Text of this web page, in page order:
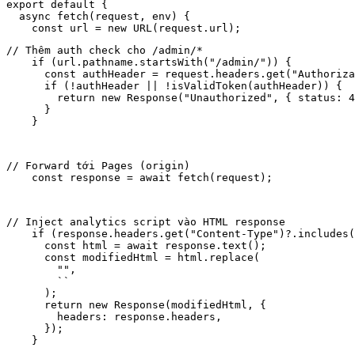
export default {
  async fetch(request, env) {
// Thêm auth check cho /admin/*
    if (url.pathname.startsWith("/admin/")) {
const authHeader =
      if (!authHeader || !isValidToken(authHeader)) {
return new Response("Unauthorized", { status:
      }
    }
// Forward tới Pages (origin)
    const response = await fetch(request);
// Inject analytics script vào HTML response
if (response.headers.get("Content-
      const html = await response.text();
      const modifiedHtml = html.replace(
        "",
        `
`
      );
      return new Response(modifiedHtml, {
        headers: response.headers,
      });
    }